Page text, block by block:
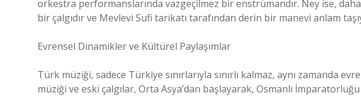
orkestra performanslarında vazgeçilmez bir enstrümandır. Ney ise,
bir çalgıdır ve Mevlevi Sufi tarikatı tarafından derin bir manevi anlam
Evrensel Dinamikler ve Kültürel Paylaşımlar
Türk müziği, sadece Türkiye sınırlarıyla sınırlı kalmaz, aynı zamanda
müziği ve eski çalgılar, Orta Asya’dan başlayarak, Osmanlı